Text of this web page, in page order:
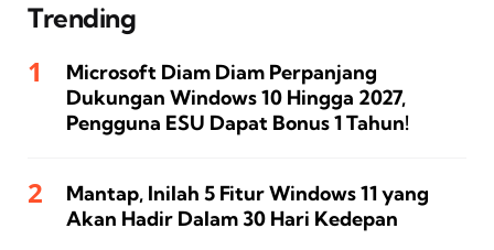
Trending
Microsoft Diam Diam Perpanjang
Dukungan Windows 10 Hingga 2027,
Pengguna ESU Dapat Bonus 1 Tahun!
Mantap, Inilah 5 Fitur Windows 11 yang
Akan Hadir Dalam 30 Hari Kedepan